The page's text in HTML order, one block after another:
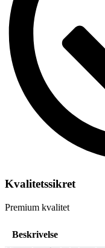
Kvalitetssikret
Premium kvalitet
Beskrivelse